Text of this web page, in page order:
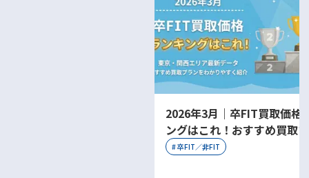
2026年3月｜卒FIT買取価格
ングはこれ！おすすめ買取
をわかりやすく紹介
#卒FIT／非FIT